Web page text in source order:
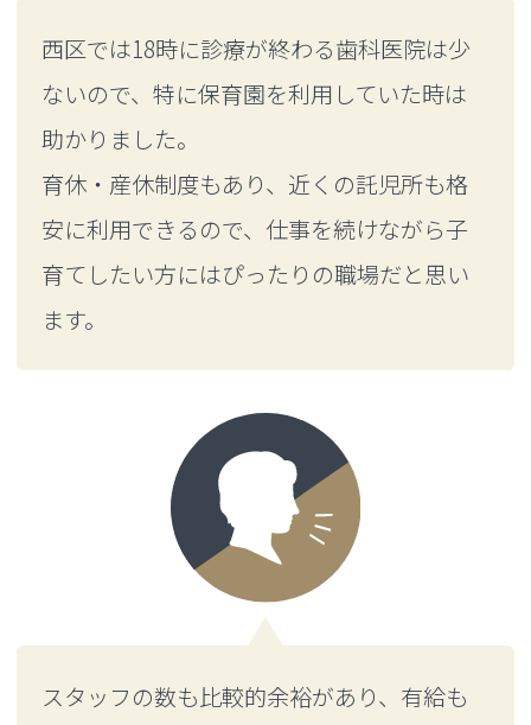
西区では18時に診療が終わる歯科医院は少
ないので、特に保育園を利用していた時は
助かりました。
育休・産休制度もあり、近くの託児所も格
安に利用できるので、仕事を続けながら子
育てしたい方にはぴったりの職場だと思い
ます。
スタッフの数も比較的余裕があり、有給も